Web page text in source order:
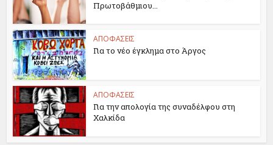
Πρωτοβάθμιου...
ΑΠΟΦΑΣΕΙΣ
Για το νέο έγκλημα στο Άργος
ΑΠΟΦΑΣΕΙΣ
Για την απολογία της συναδέλφου στη
Χαλκίδα